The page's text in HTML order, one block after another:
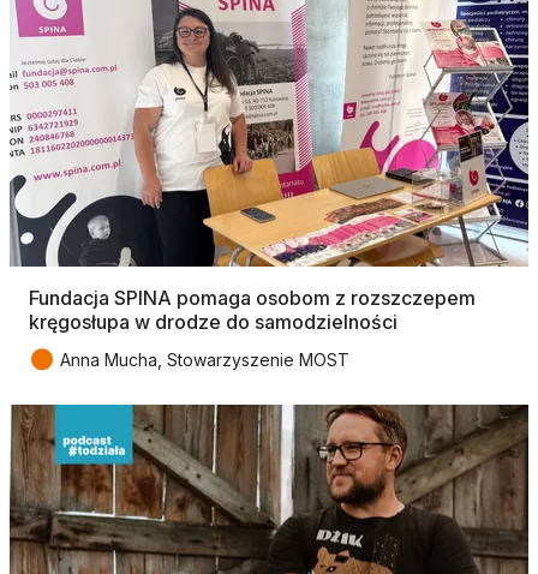
Fundacja SPINA pomaga osobom z rozszczepem
kręgosłupa w drodze do samodzielności
● Anna Mucha, Stowarzyszenie MOST